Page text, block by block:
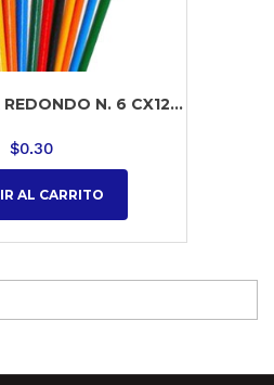
N. 6 CX12...
$0.30
AL CARRITO